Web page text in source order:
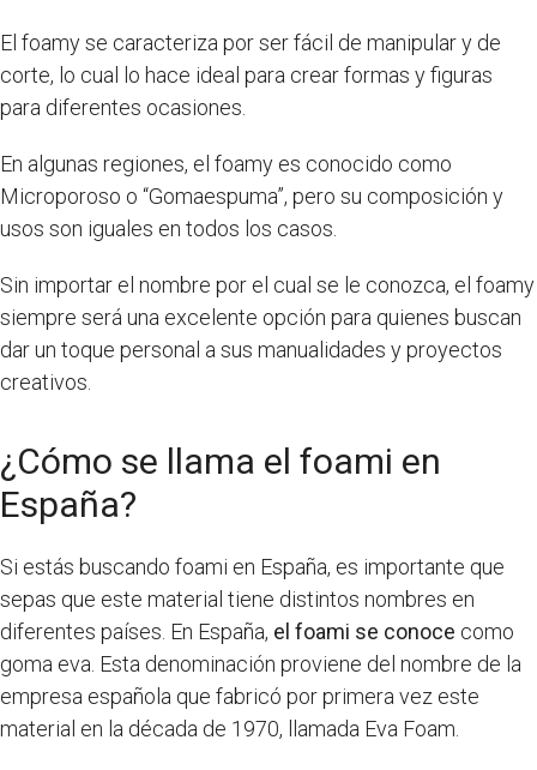
El foamy se caracteriza por ser fácil de manipular y de
corte, lo cual lo hace ideal para crear formas y figuras
para diferentes ocasiones.
En algunas regiones, el foamy es conocido como
Microporoso o “Gomaespuma”, pero su composición y
usos son iguales en todos los casos.
Sin importar el nombre por el cual se le conozca, el foamy
siempre será una excelente opción para quienes buscan
dar un toque personal a sus manualidades y proyectos
creativos.
¿Cómo se llama el foami en
España?
Si estás buscando foami en España, es importante que
sepas que este material tiene distintos nombres en
diferentes países. En España, el foami se conoce como
goma eva. Esta denominación proviene del nombre de la
empresa española que fabricó por primera vez este
material en la década de 1970, llamada Eva Foam.